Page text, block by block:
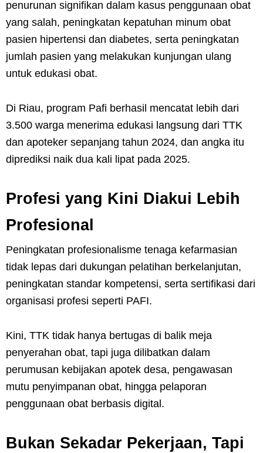
penurunan signifikan dalam kasus penggunaan obat
yang salah, peningkatan kepatuhan minum obat
pasien hipertensi dan diabetes, serta peningkatan
jumlah pasien yang melakukan kunjungan ulang
untuk edukasi obat.
Di Riau, program Pafi berhasil mencatat lebih dari
3.500 warga menerima edukasi langsung dari TTK
dan apoteker sepanjang tahun 2024, dan angka itu
diprediksi naik dua kali lipat pada 2025.
Profesi yang Kini Diakui Lebih
Profesional
Peningkatan profesionalisme tenaga kefarmasian
tidak lepas dari dukungan pelatihan berkelanjutan,
peningkatan standar kompetensi, serta sertifikasi dari
organisasi profesi seperti PAFI.
Kini, TTK tidak hanya bertugas di balik meja
penyerahan obat, tapi juga dilibatkan dalam
perumusan kebijakan apotek desa, pengawasan
mutu penyimpanan obat, hingga pelaporan
penggunaan obat berbasis digital.
Bukan Sekadar Pekerjaan, Tapi